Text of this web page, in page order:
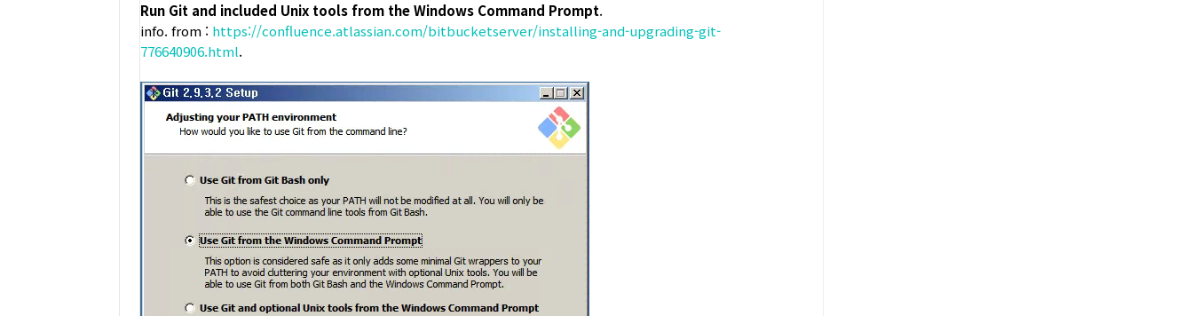
Run Git and included Unix tools from the Windows Command Prompt.
info. from : https://confluence.atlassian.com/bitbucketserver/installing-and-upgrading-git-
776640906.html.